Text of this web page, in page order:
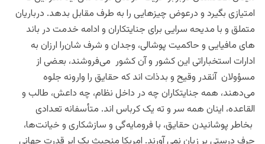
امتیازی بگیرد و درعوض چیزهایی را به طرف مقابل بدهد. درباریان
متملق و با مدیحه سرایی برای جنایتکاران و ادامه خدمت در باند
های مافیایی و حاکمیت پوشالی، وجدان و شرف شان‌را ارزان به
ادارات استخباراتی این کشور و آن کشور می‌فروشند، بعضی از
مسؤولان آنقدر وقیح و بدذات اند که حقایق را وارونه جلوه
می‌دهند، همه جنایتکاران چه در داخل نظام، چه داعش، طالب و
القاعده، اینان همه سر و ته یک کرباس اند. متأسفانه تعدادی
بخاطر پوشانیدن حقایق، با فرومایه‌گی و سازشکاری و خیانت‌ها،